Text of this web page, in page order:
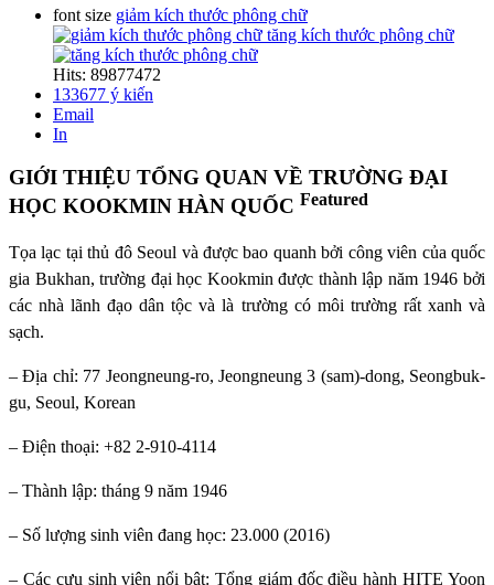
font size giảm kích thước phông chữ
tăng kích thước phông chữ
Hits: 89877472
133677 ý kiến
Email
In
GIỚI THIỆU TỔNG QUAN VỀ TRƯỜNG ĐẠI
HỌC KOOKMIN HÀN QUỐC Featured
Tọa lạc tại thủ đô Seoul và được bao quanh bởi công viên của quốc
gia Bukhan, trường đại học Kookmin được thành lập năm 1946 bởi
các nhà lãnh đạo dân tộc và là trường có môi trường rất xanh và
sạch.
– Địa chỉ: 77 Jeongneung-ro, Jeongneung 3 (sam)-dong, Seongbuk-
gu, Seoul, Korean
– Điện thoại: +82 2-910-4114
– Thành lập: tháng 9 năm 1946
– Số lượng sinh viên đang học: 23.000 (2016)
– Các cựu sinh viên nổi bật: Tổng giám đốc điều hành HITE Yoon